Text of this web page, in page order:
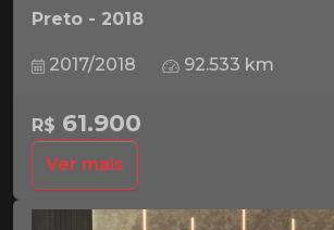
Preto - 2018
2017/2018 92.533 km
R$ 61.900
Ver mais